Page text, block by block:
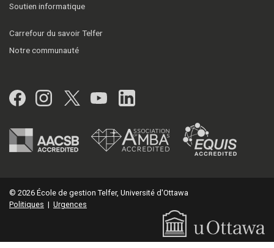
Soutien informatique
Carrefour du savoir Telfer
Notre communauté
Facebook
Instagram
Twitter
YouTubeLinkedIn
© 2026 École de gestion Telfer, Université d'Ottawa
Politiques | Urgences